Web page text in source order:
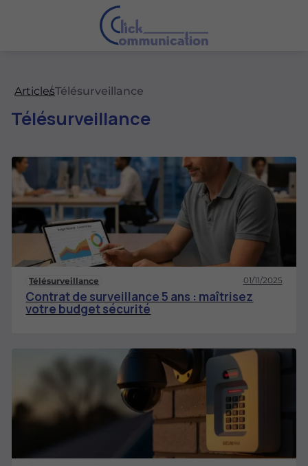
ArticlesTélésurveillance
Télésurveillance
Télésurveillance 01/11/2025
Contrat de surveillance 5 ans : maîtrisez
votre budget sécurité